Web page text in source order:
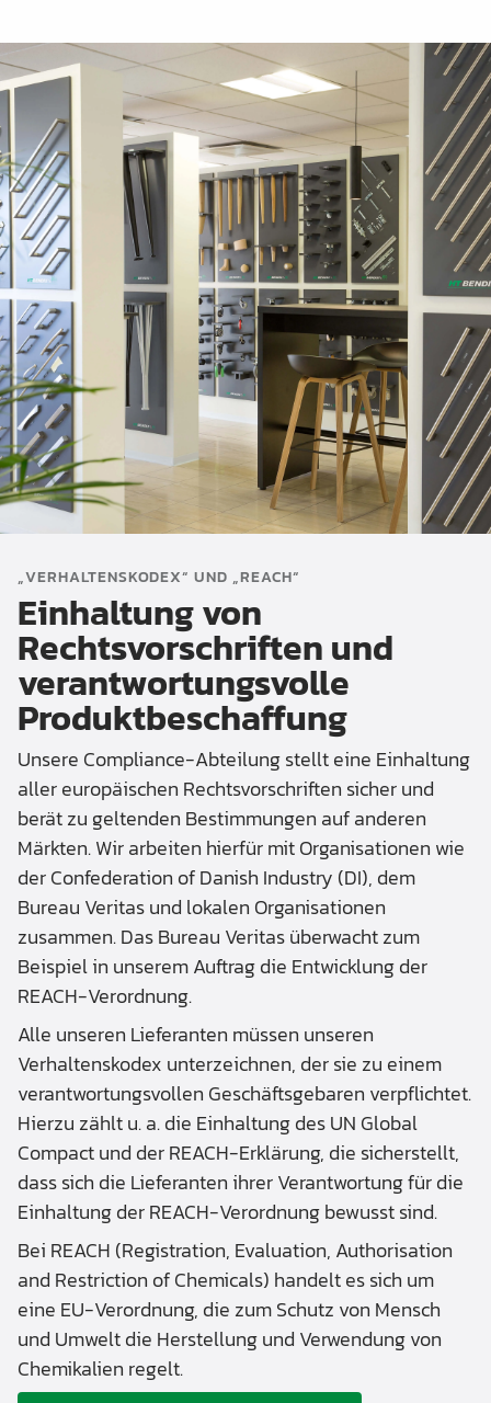
„VERHALTENSKODEX“ UND „REACH“
Einhaltung von
Rechtsvorschriften und
verantwortungsvolle
Produktbeschaffung
Unsere Compliance-Abteilung stellt eine Einhaltung
aller europäischen Rechtsvorschriften sicher und
berät zu geltenden Bestimmungen auf anderen
Märkten. Wir arbeiten hierfür mit Organisationen wie
der Confederation of Danish Industry (DI), dem
Bureau Veritas und lokalen Organisationen
zusammen. Das Bureau Veritas überwacht zum
Beispiel in unserem Auftrag die Entwicklung der
REACH-Verordnung.
Alle unseren Lieferanten müssen unseren
Verhaltenskodex unterzeichnen, der sie zu einem
verantwortungsvollen Geschäftsgebaren verpflichtet.
Hierzu zählt u. a. die Einhaltung des UN Global
Compact und der REACH-Erklärung, die sicherstellt,
dass sich die Lieferanten ihrer Verantwortung für die
Einhaltung der REACH-Verordnung bewusst sind.
Bei REACH (Registration, Evaluation, Authorisation
and Restriction of Chemicals) handelt es sich um
eine EU-Verordnung, die zum Schutz von Mensch
und Umwelt die Herstellung und Verwendung von
Chemikalien regelt.